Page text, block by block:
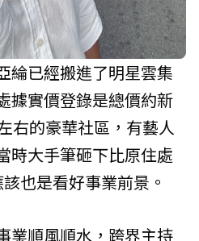
綸已經搬進了明星雲集
據實價登錄是總價約新
右的豪華社區，有藝人
時大手筆砸下比原住處
也是看好事業前景。
順風順水，跨界主持